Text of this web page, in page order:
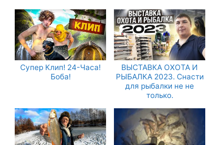
Супер Клип! 24-Часа!
Боба!
ВЫСТАВКА ОХОТА И
РЫБАЛКА 2023. Снасти
для рыбалки не не
только.